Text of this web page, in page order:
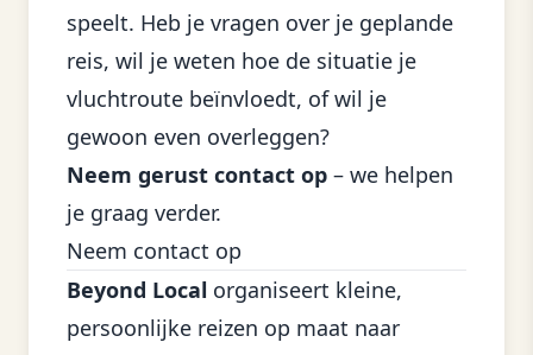
speelt. Heb je vragen over je geplande
reis, wil je weten hoe de situatie je
vluchtroute beïnvloedt, of wil je
gewoon even overleggen?
Neem gerust contact op – we helpen
je graag verder.
Neem contact op
Beyond Local organiseert kleine,
persoonlijke reizen op maat naar